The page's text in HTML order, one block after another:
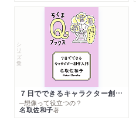
シリーズ・全集
７日でできるキャラクター創作入門
─想像って役立つの？
名取佐和子著